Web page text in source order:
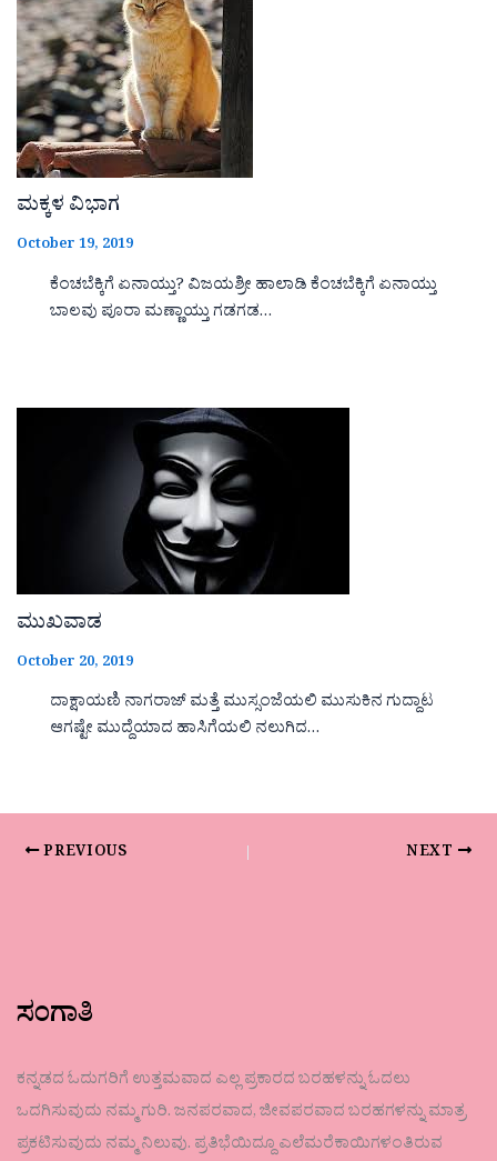
ಮಕ್ಕಳ ವಿಭಾಗ
October 19, 2019
ಕೆಂಚಬೆಕ್ಕಿಗೆ ಏನಾಯ್ತು? ವಿಜಯಶ್ರೀ ಹಾಲಾಡಿ ಕೆಂಚಬೆಕ್ಕಿಗೆ ಏನಾಯ್ತು
ಬಾಲವು ಪೂರಾ ಮಣ್ಣಾಯ್ತು ಗಡಗಡ…
ಮುಖವಾಡ
October 20, 2019
ದಾಕ್ಷಾಯಣಿ ನಾಗರಾಜ್ ಮತ್ತೆ ಮುಸ್ಸಂಜೆಯಲಿ ಮುಸುಕಿನ ಗುದ್ದಾಟ
ಆಗಷ್ಟೇ ಮುದ್ದೆಯಾದ ಹಾಸಿಗೆಯಲಿ ನಲುಗಿದ…
PREVIOUS NEXT
ಸಂಗಾತಿ
ಕನ್ನಡದ ಓದುಗರಿಗೆ ಉತ್ತಮವಾದ ಎಲ್ಲ ಪ್ರಕಾರದ ಬರಹಳನ್ನು ಓದಲು
ಒದಗಿಸುವುದು ನಮ್ಮ ಗುರಿ. ಜನಪರವಾದ, ಜೀವಪರವಾದ ಬರಹಗಳನ್ನು ಮಾತ್ರ
ಪ್ರಕಟಿಸುವುದು ನಮ್ಮ ನಿಲುವು. ಪ್ರತಿಭೆಯಿದ್ದೂ ಎಲೆಮರೆಕಾಯಿಗಳಂತಿರುವ